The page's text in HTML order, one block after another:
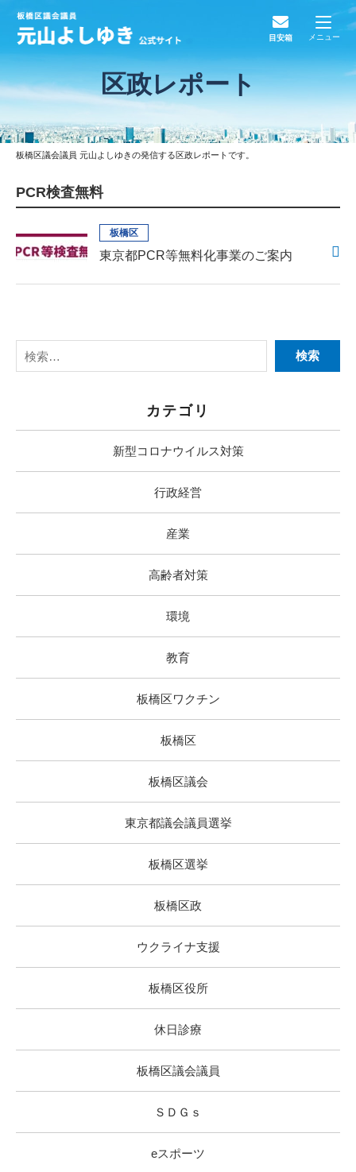
目安箱 メニュー
板橋区議会議員 元山よしゆきの発信する区政レポートです。
区政レポート
PCR検査無料
板橋区
東京都PCR等無料化事業のご案内
カテゴリ
新型コロナウイルス対策
行政経営
産業
高齢者対策
環境
教育
板橋区ワクチン
板橋区
板橋区議会
東京都議会議員選挙
板橋区選挙
板橋区政
ウクライナ支援
板橋区役所
休日診療
板橋区議会議員
ＳＤＧｓ
eスポーツ